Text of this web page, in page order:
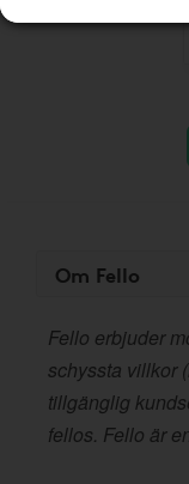
Om Fello
Fello erbjuder
schyssta villkor
tillgänglig
fellos. Fello är